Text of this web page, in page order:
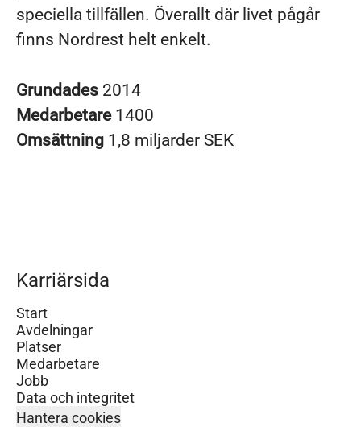
speciella tillfällen. Överallt där livet pågår
finns Nordrest helt enkelt.
Grundades 2014
Medarbetare 1400
Omsättning 1,8 miljarder SEK
Karriärsida
Start
Avdelningar
Platser
Medarbetare
Jobb
Data och integritet
Hantera cookies